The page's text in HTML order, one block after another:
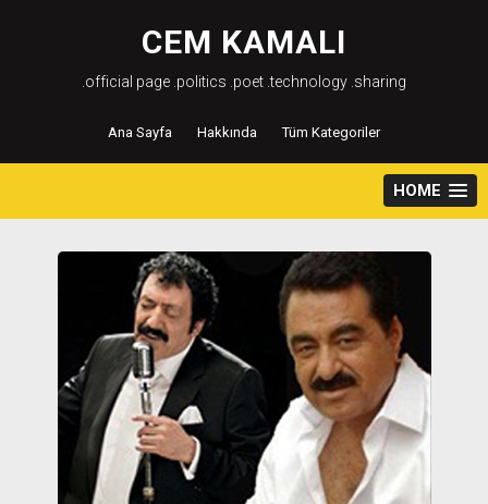
content
CEM KAMALI
.official page .politics .poet .technology .sharing
Ana Sayfa Hakkında Tüm Kategoriler
HOME